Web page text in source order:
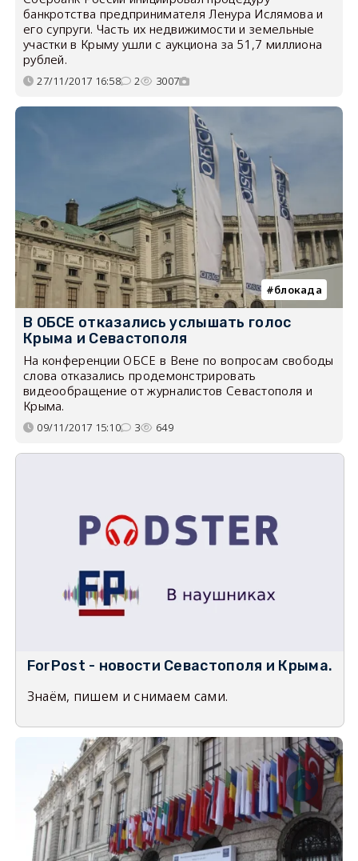
банкротства предпринимателя Ленура Ислямова и
его супруги. Часть их недвижимости и земельные
участки в Крыму ушли с аукциона за 51,7 миллиона
рублей.
27/11/2017 16:58 2 3007
блокада
В ОБСЕ отказались услышать голос
Крыма и Севастополя
На конференции ОБСЕ в Вене по вопросам свободы
слова отказались продемонстрировать
видеообращение от журналистов Севастополя и
Крыма.
09/11/2017 15:10 3 649
ForPost - новости Севастополя и Крыма.
Знаём, пишем и снимаем сами.